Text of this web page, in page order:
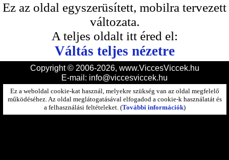
Ez az oldal egyszerüsített, mobilra tervezett
változata.
A teljes oldalt itt éred el:
Váltás teljes nézetre
Copyright © 2006-2026, www.ViccesViccek.hu
E-mail: info@viccesviccek.hu
Ez a weboldal cookie-kat használ, melyekre szükség van az oldal megfelelő
működéséhez. Az oldal meglátogatásával elfogadod a cookie-k használatát és
a felhasználási feltételeket. (További információk)